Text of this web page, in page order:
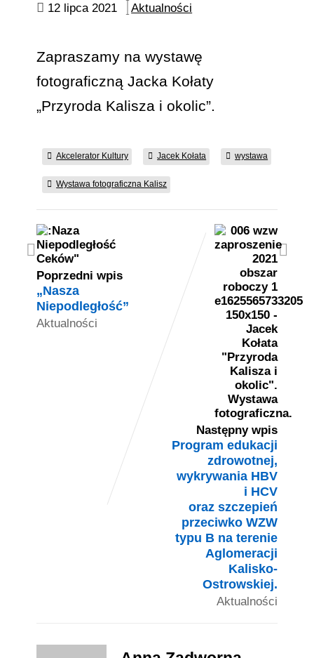
12 lipca 2021 Aktualności
Zapraszamy na wystawę
fotograficzną Jacka Kołaty
„Przyroda Kalisza i okolic”.
Akcelerator Kultury Jacek Kołata wystawa
Wystawa fotograficzna Kalisz
Poprzedni wpis
„Nasza
Niepodległość”
Aktualności
Następny wpis
Program edukacji
zdrowotnej,
wykrywania HBV
i HCV
oraz szczepień
przeciwko WZW
typu B na terenie
Aglomeracji
Kalisko-
Ostrowskiej.
Aktualności